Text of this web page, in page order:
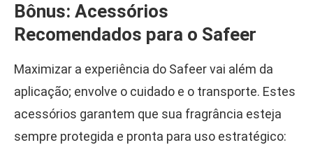
Bônus: Acessórios
Recomendados para o Safeer
Maximizar a experiência do Safeer vai além da
aplicação; envolve o cuidado e o transporte. Estes
acessórios garantem que sua fragrância esteja
sempre protegida e pronta para uso estratégico: